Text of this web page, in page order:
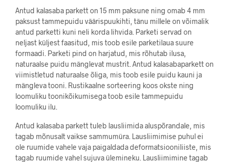
Antud kalasaba parkett on 15 mm paksune ning omab 4 mm
paksust tammepuidu väärispuukihti, tänu millele on võimalik
antud parketti kuni neli korda lihvida. Parketi servad on
neljast küljest faasitud, mis toob esile parketilaua suure
formaadi. Parketi pind on harjatud, mis rõhutab ilusa,
naturaalse puidu mänglevat mustrit. Antud kalasabaparkett on
viimistletud naturaalse õliga, mis toob esile puidu kauni ja
mängleva tooni. Rustikaalne sorteering koos okste ning
loomuliku toonikõikumisega toob esile tammepuidu
loomuliku ilu.
Antud kalasaba parkett tuleb lausliimida aluspõrandale, mis
tagab mõnusalt vaikse sammumüra. Lausliimimise puhul ei
ole ruumide vahele vaja paigaldada deformatsiooniliiste, mis
tagab ruumide vahel sujuva ülemineku. Lausliimimine tagab